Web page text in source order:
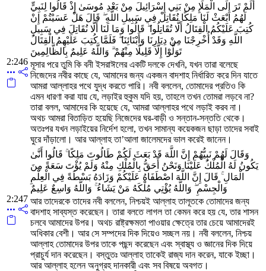
2:246
أَلَمْ تَرَ إِلَى الْمَلَإِ مِنْ بَنِي إِسْرَائِيلَ مِنْ بَعْدِ مُوسَىٰ إِذْ قَالُوا لِنَبِيٍّ
لَهُمُ ابْعَثْ لَنَا مَلِكًا نُقَاتِلْ فِي سَبِيلِ اللَّهِ ۖ قَالَ هَلْ عَسَيْتُمْ إِنْ
كُتِبَ عَلَيْكُمُ الْقِتَالُ أَلَّا تُقَاتِلُوا ۖ قَالُوا وَمَا لَنَا أَلَّا نُقَاتِلَ فِي سَبِيلِ
اللَّهِ وَقَدْ أُخْرِجْنَا مِنْ دِيَارِنَا وَأَبْنَائِنَا ۖ فَلَمَّا كُتِبَ عَلَيْهِمُ الْقِتَالُ
تَوَلَّوْا إِلَّا قَلِيلًا مِنْهُمْ ۗ وَاللَّهُ عَلِيمٌ بِالظَّالِمِينَ
মূসার পরে তুমি কি বনী ইসরাঈলের একটি দলকে দেখনি, যখন তারা বলেছে
নিজেদের নবীর কাছে যে, আমাদের জন্য একজন বাদশাহ নির্ধারিত করে দিন যাতে
আমরা আল্লাহর পথে যুদ্ধ করতে পারি। নবী বললেন, তোমাদের প্রতিও কি
এমন ধারণা করা যায় যে, লড়াইর হুকুম যদি হয়, তাহলে তখন তোমরা লড়বে না?
তারা বলল, আমাদের কি হয়েছে যে, আমরা আল্লাহর পথে লড়াই করব না।
অথচ আমরা বিতাড়িত হয়েছি নিজেদের ঘর-বাড়ী ও সন্তান-সন্ততি থেকে।
অতঃপর যখন লড়াইয়ের নির্দেশ হলো, তখন সামান্য কয়েকজন ছাড়া তাদের সবাই
ঘুরে দাঁড়ালো। আর আল্লাহ তা’আলা জালেমদের ভাল করেই জানেন।
2:247
وَقَالَ لَهُمْ نَبِيُّهُمْ إِنَّ اللَّهَ قَدْ بَعَثَ لَكُمْ طَالُوتَ مَلِكًا ۚ قَالُوا أَنَّىٰ
يَكُونُ لَهُ الْمُلْكُ عَلَيْنَا وَنَحْنُ أَحَقُّ بِالْمُلْكِ مِنْهُ وَلَمْ يُؤْتَ سَعَةً مِنَ
الْمَالِ ۚ قَالَ إِنَّ اللَّهَ اصْطَفَاهُ عَلَيْكُمْ وَزَادَهُ بَسْطَةً فِي الْعِلْمِ
وَالْجِسْمِ ۖ وَاللَّهُ يُؤْتِي مُلْكَهُ مَنْ يَشَاءُ ۚ وَاللَّهُ وَاسِعٌ عَلِيمٌ
আর তাদেরকে তাদের নবী বললেন, নিশ্চয়ই আল্লাহ তালূতকে তোমাদের জন্য
বাদশাহ সাব্যস্ত করেছেন। তারা বলতে লাগল তা কেমন করে হয় যে, তার শাসন
চলবে আমাদের উপর। অথচ রাষ্ট্রক্ষমতা পাওয়ার ক্ষেত্রে তার চেয়ে আমাদেরই
অধিকার বেশী। আর সে সম্পদের দিক দিয়েও সচ্ছল নয়। নবী বললেন, নিশ্চয়
আল্লাহ তোমাদের উপর তাকে পছন্দ করেছেন এবং স্বাস্থ্য ও জ্ঞানের দিক দিয়ে
প্রাচুর্য দান করেছেন। বস্তুতঃ আল্লাহ তাকেই রাজ্য দান করেন, যাকে ইচ্ছা।
আর আল্লাহ হলেন অনুগ্রহ দানকারী এবং সব বিষয়ে অবগত।